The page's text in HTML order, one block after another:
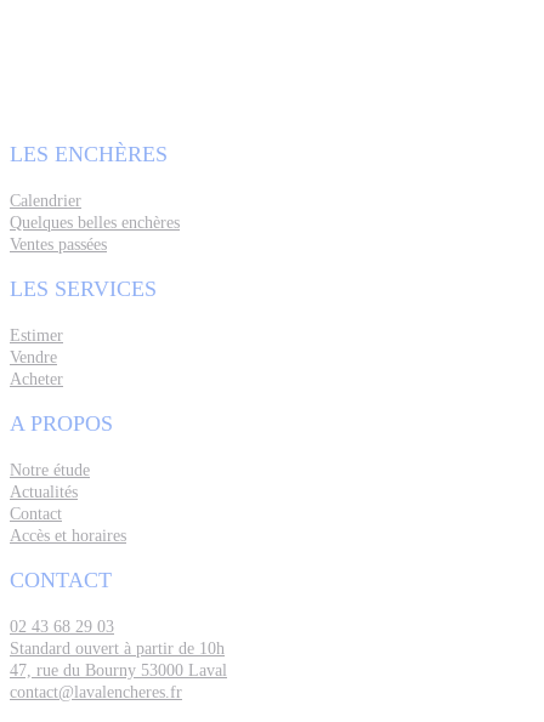
LES ENCHÈRES
Calendrier
Quelques belles enchères
Ventes passées
LES SERVICES
Estimer
Vendre
Acheter
A PROPOS
Notre étude
Actualités
Contact
Accès et horaires
CONTACT
02 43 68 29 03
Standard ouvert à partir de 10h
47, rue du Bourny 53000 Laval
contact@lavalencheres.fr